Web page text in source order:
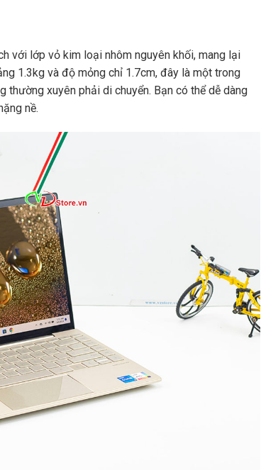
với lớp vỏ kim loại nhôm nguyên khối, mang lại
1.3kg và độ mỏng chỉ 1.7cm, đây là một trong
xuyên phải di chuyển. Bạn có thể dễ dàng
nề.